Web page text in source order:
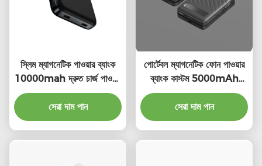
স্লিম ম্যাগনেটিক পাওয়ার ব্যাংক
10000mah দ্রুত চার্জ পাওয়ার
ব্যাংক নিরাপদ
সেরা দাম পান
পোর্টেবল ম্যাগনেটিক ফোন পাওয়ার
ব্যাংক কাস্টম 5000mAh
ম্যাগনেটিক পাওয়ার ব্যাংক
সেরা দাম পান